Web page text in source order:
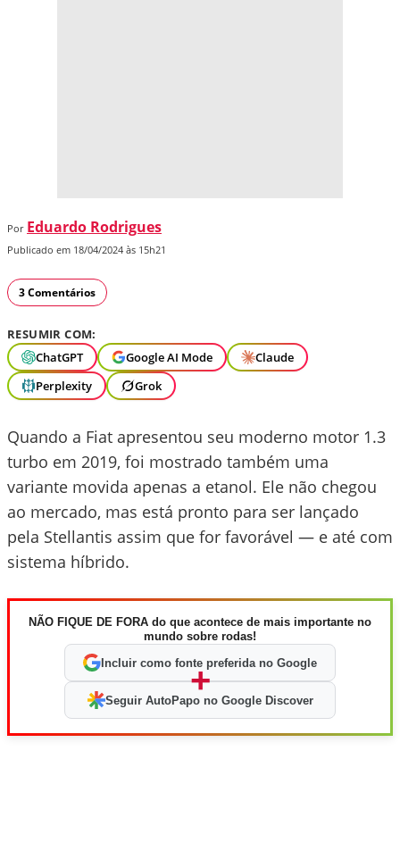
Por Eduardo Rodrigues
Publicado em 18/04/2024 às 15h21
3 Comentários
RESUMIR COM:
ChatGPT
Google AI Mode
Claude
Perplexity
Grok
Quando a Fiat apresentou seu moderno motor 1.3
turbo em 2019, foi mostrado também uma
variante movida apenas a etanol. Ele não chegou
ao mercado, mas está pronto para ser lançado
pela Stellantis assim que for favorável — e até com
sistema híbrido.
NÃO FIQUE DE FORA do que acontece de mais importante no
mundo sobre rodas!
Incluir como fonte preferida no Google
+
Seguir AutoPapo no Google Discover